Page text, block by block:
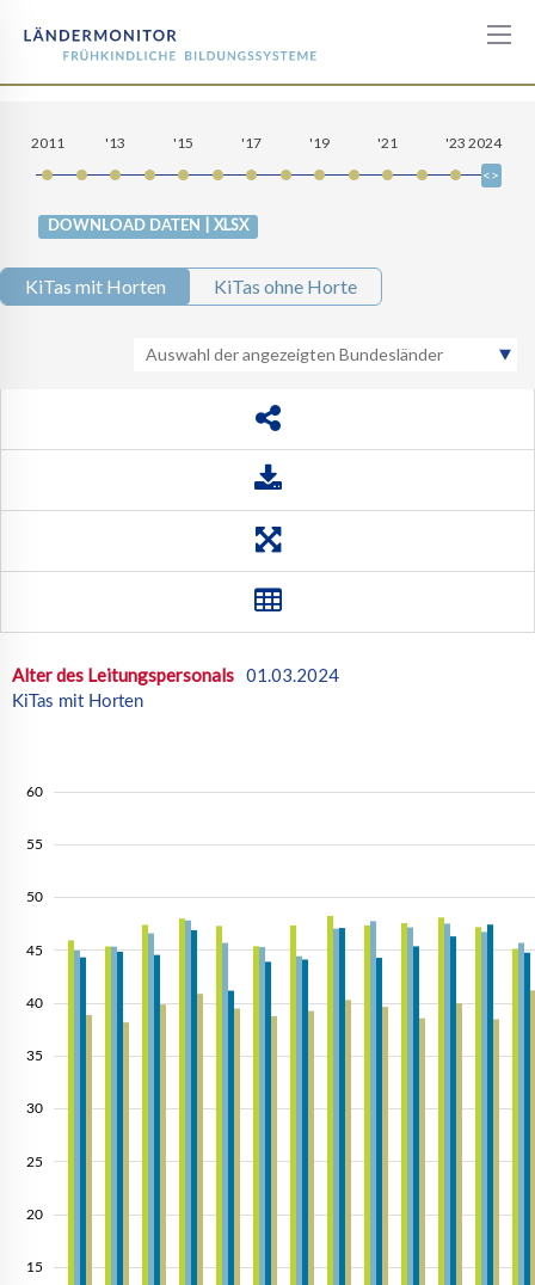
des
Leitungspersonals
2011 '13 '15 '17 '19 '21 '23 2024
DOWNLOAD DATEN | XLSX
KiTas mit Horten KiTas ohne Horte
Auswahl der angezeigten Bundesländer
BY
HE
Alter des Leitungspersonals 01.03.2024
KiTas mit Horten
15
20
25
30
35
40
45
50
55
60